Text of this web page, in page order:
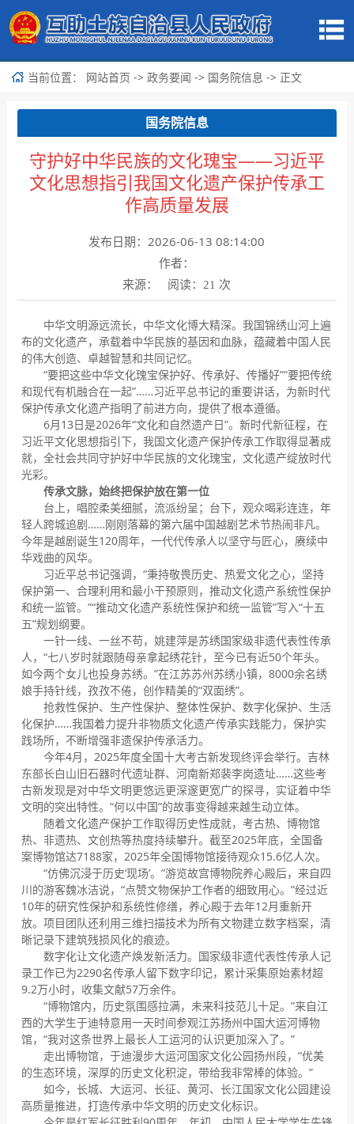
当前位置： 网站首页 -> 政务要闻 -> 国务院信息 -> 正文
国务院信息
守护好中华民族的文化瑰宝——习近平
文化思想指引我国文化遗产保护传承工
作高质量发展
发布日期：2026-06-13 08:14:00
作者：
来源： 阅读：
21 次
中华文明源远流长，中华文化博大精深。我国锦绣山河上遍
布的文化遗产，承载着中华民族的基因和血脉，蕴藏着中国人民
的伟大创造、卓越智慧和共同记忆。
“要把这些中华文化瑰宝保护好、传承好、传播好”“要把传统
和现代有机融合在一起”……习近平总书记的重要讲话，为新时代
保护传承文化遗产指明了前进方向，提供了根本遵循。
6月13日是2026年“文化和自然遗产日”。新时代新征程，在
习近平文化思想指引下，我国文化遗产保护传承工作取得显著成
就，全社会共同守护好中华民族的文化瑰宝，文化遗产绽放时代
光彩。
传承文脉，始终把保护放在第一位
台上，唱腔柔美细腻，流派纷呈；台下，观众喝彩连连，年
轻人跨城追剧……刚刚落幕的第六届中国越剧艺术节热闹非凡。
今年是越剧诞生120周年，一代代传承人以坚守与匠心，赓续中
华戏曲的风华。
习近平总书记强调，“秉持敬畏历史、热爱文化之心，坚持
保护第一、合理利用和最小干预原则，推动文化遗产系统性保护
和统一监管。”“推动文化遗产系统性保护和统一监管”写入“十五
五”规划纲要。
一针一线、一丝不苟，姚建萍是苏绣国家级非遗代表性传承
人，“七八岁时就跟随母亲拿起绣花针，至今已有近50个年头。
如今两个女儿也投身苏绣。”在江苏苏州苏绣小镇，8000余名绣
娘手持针线，孜孜不倦，创作精美的“双面绣”。
抢救性保护、生产性保护、整体性保护、数字化保护、生活
化保护……我国着力提升非物质文化遗产传承实践能力，保护实
践场所，不断增强非遗保护传承活力。
今年4月，2025年度全国十大考古新发现终评会举行。吉林
东部长白山旧石器时代遗址群、河南新郑裴李岗遗址……这些考
古新发现是对中华文明更悠远更深邃更宽广的探寻，实证着中华
文明的突出特性。“何以中国”的故事变得越来越生动立体。
随着文化遗产保护工作取得历史性成就，考古热、博物馆
热、非遗热、文创热等热度持续攀升。截至2025年底，全国备
案博物馆达7188家，2025年全国博物馆接待观众15.6亿人次。
“仿佛沉浸于历史‘现场’。”游览故宫博物院养心殿后，来自四
川的游客魏冰洁说，“点赞文物保护工作者的细致用心。”经过近
10年的研究性保护和系统性修缮，养心殿于去年12月重新开
放。项目团队还利用三维扫描技术为所有文物建立数字档案，清
晰记录下建筑残损风化的痕迹。
数字化让文化遗产焕发新活力。国家级非遗代表性传承人记
录工作已为2290名传承人留下数字印记，累计采集原始素材超
9.2万小时，收集文献57万余件。
“博物馆内，历史氛围感拉满，未来科技范儿十足。”来自江
西的大学生于迪特意用一天时间参观江苏扬州中国大运河博物
馆，“我对这条世界上最长人工运河的认识更加深入了。”
走出博物馆，于迪漫步大运河国家文化公园扬州段，“优美
的生态环境，深厚的历史文化积淀，带给我非常棒的体验。”
如今，长城、大运河、长征、黄河、长江国家文化公园建设
高质量推进，打造传承中华文明的历史文化标识。